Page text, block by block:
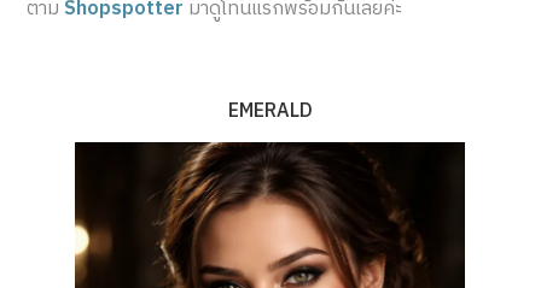
ตาม Shopspotter มาดูโทนแรกพร้อมกันเลยค่ะ
EMERALD